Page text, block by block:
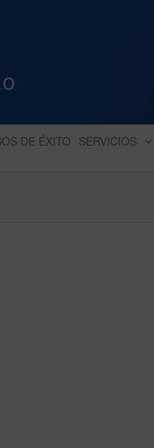
4.0
DE ÉXITO SERVICIOS